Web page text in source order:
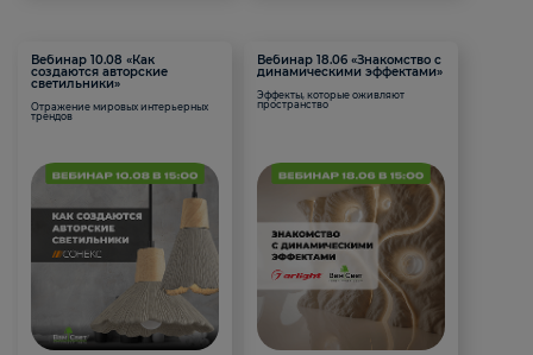
Вебинар 10.08 «Как
создаются авторские
светильники»
Отражение мировых интерьерных
трендов
Вебинар 18.06 «Знакомство с
динамическими эффектами»
Эффекты, которые оживляют
пространство